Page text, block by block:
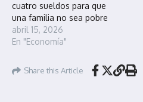
cuatro sueldos para que
una familia no sea pobre
abril 15, 2026
En "Economía"
Share this Article